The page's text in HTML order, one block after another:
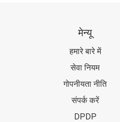
मेन्यू
हमारे बारे में
सेवा नियम
गोपनीयता नीति
संपर्क करें
DPDP